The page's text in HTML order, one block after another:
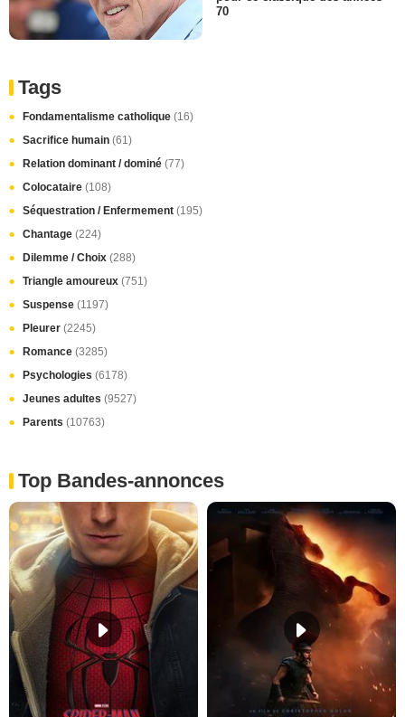
70
Tags
Fondamentalisme catholique (16)
Sacrifice humain (61)
Relation dominant / dominé (77)
Colocataire (108)
Séquestration / Enfermement (195)
Chantage (224)
Dilemme / Choix (288)
Triangle amoureux (751)
Suspense (1197)
Pleurer (2245)
Romance (3285)
Psychologies (6178)
Jeunes adultes (9527)
Parents (10763)
Top Bandes-annonces